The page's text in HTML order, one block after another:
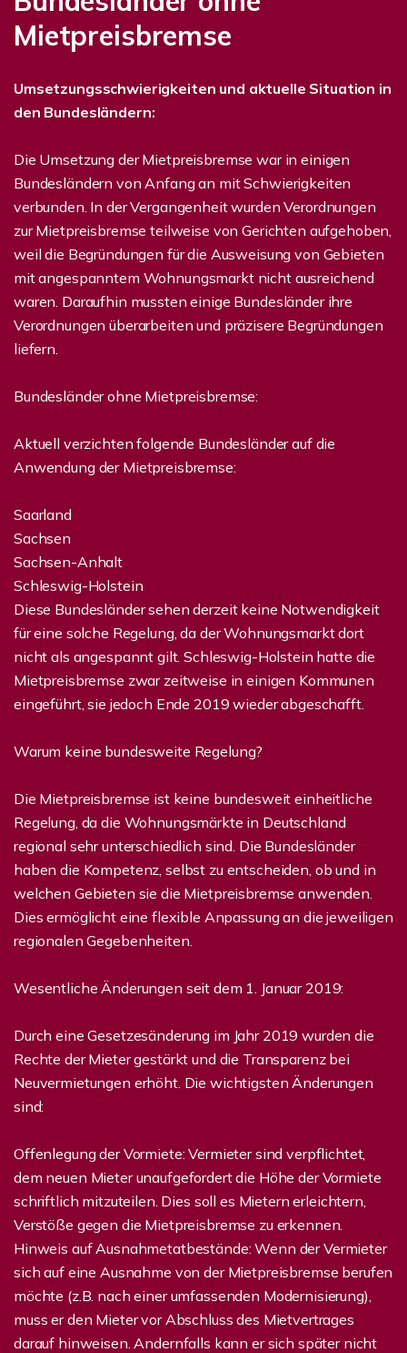
Mietpreisbremse
Umsetzungsschwierigkeiten und aktuelle Situation in
den Bundesländern:
Die Umsetzung der Mietpreisbremse war in einigen
Bundesländern von Anfang an mit Schwierigkeiten
verbunden. In der Vergangenheit wurden Verordnungen
zur Mietpreisbremse teilweise von Gerichten aufgehoben,
weil die Begründungen für die Ausweisung von Gebieten
mit angespanntem Wohnungsmarkt nicht ausreichend
waren. Daraufhin mussten einige Bundesländer ihre
Verordnungen überarbeiten und präzisere Begründungen
liefern.
Bundesländer ohne Mietpreisbremse:
Aktuell verzichten folgende Bundesländer auf die
Anwendung der Mietpreisbremse:
Saarland
Sachsen
Sachsen-Anhalt
Schleswig-Holstein
Diese Bundesländer sehen derzeit keine Notwendigkeit
für eine solche Regelung, da der Wohnungsmarkt dort
nicht als angespannt gilt. Schleswig-Holstein hatte die
Mietpreisbremse zwar zeitweise in einigen Kommunen
eingeführt, sie jedoch Ende 2019 wieder abgeschafft.
Warum keine bundesweite Regelung?
Die Mietpreisbremse ist keine bundesweit einheitliche
Regelung, da die Wohnungsmärkte in Deutschland
regional sehr unterschiedlich sind. Die Bundesländer
haben die Kompetenz, selbst zu entscheiden, ob und in
welchen Gebieten sie die Mietpreisbremse anwenden.
Dies ermöglicht eine flexible Anpassung an die jeweiligen
regionalen Gegebenheiten.
Wesentliche Änderungen seit dem 1. Januar 2019:
Durch eine Gesetzesänderung im Jahr 2019 wurden die
Rechte der Mieter gestärkt und die Transparenz bei
Neuvermietungen erhöht. Die wichtigsten Änderungen
sind:
Offenlegung der Vormiete: Vermieter sind verpflichtet,
dem neuen Mieter unaufgefordert die Höhe der Vormiete
schriftlich mitzuteilen. Dies soll es Mietern erleichtern,
Verstöße gegen die Mietpreisbremse zu erkennen.
Hinweis auf Ausnahmetatbestände: Wenn der Vermieter
sich auf eine Ausnahme von der Mietpreisbremse berufen
möchte (z.B. nach einer umfassenden Modernisierung),
muss er den Mieter vor Abschluss des Mietvertrages
darauf hinweisen. Andernfalls kann er sich später nicht